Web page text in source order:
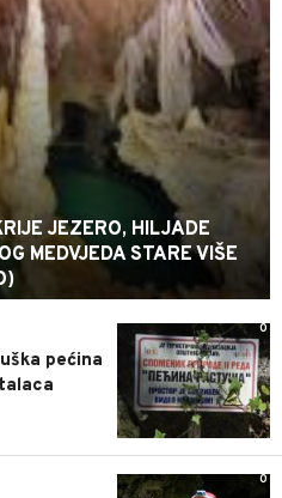
JEZERO, HILJADE
MEDVJEDA STARE VIŠE
0
pećina
0